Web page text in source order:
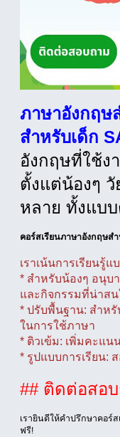
ภาษาอังกฤษ
สำหรับเด็ก
อังกฤษที่ใช้ง
ตั้งแต่น้องๆ วั
หลาย ทั้งแบ
คอร์สเรียนภาษาอังกฤษส
เราเน้นการเรียนรู้
* สำหรับน้องๆ อนุบ
และกิจกรรมที่น่าสน
* ปรับพื้นฐาน: สำห
ในการใช้ภาษา
* ติวเข้ม: เพิ่มคะแ
* รูปแบบการเรียน:
## ติดต่อสอ
เรายินดีให้คำปรึกษาคอร์
ฟรี!